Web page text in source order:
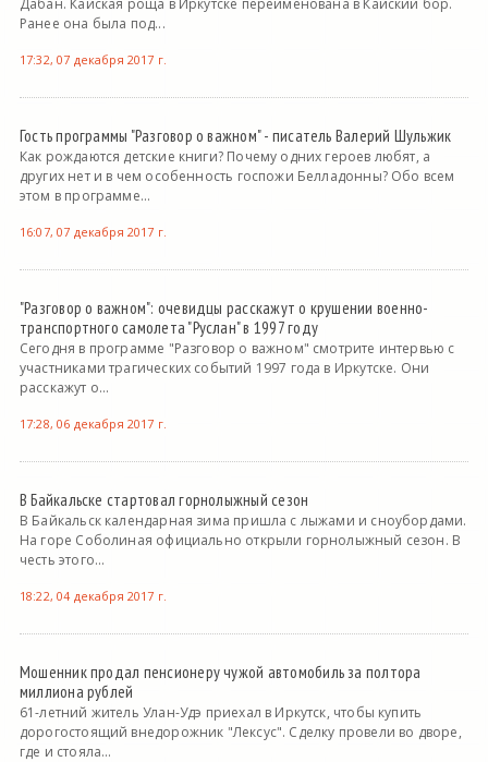
Ранее она была под...
17:32, 07 декабря 2017 г.
Гость программы "Разговор о важном" - писатель Валерий Шульжик
Как рождаются детские книги? Почему одних героев любят, а
других нет и в чем особенность госпожи Белладонны? Обо всем
этом в программе...
16:07, 07 декабря 2017 г.
"Разговор о важном": очевидцы расскажут о крушении военно-
транспортного самолета "Руслан" в 1997 году
Сегодня в программе "Разговор о важном" смотрите интервью с
участниками трагических событий 1997 года в Иркутске. Они
расскажут о...
17:28, 06 декабря 2017 г.
В Байкальске стартовал горнолыжный сезон
В Байкальск календарная зима пришла с лыжами и сноубордами.
На горе Соболиная официально открыли горнолыжный сезон. В
честь этого...
18:22, 04 декабря 2017 г.
Мошенник продал пенсионеру чужой автомобиль за полтора
миллиона рублей
61-летний житель Улан-Удэ приехал в Иркутск, чтобы купить
дорогостоящий внедорожник "Лексус". Сделку провели во дворе,
где и стояла...